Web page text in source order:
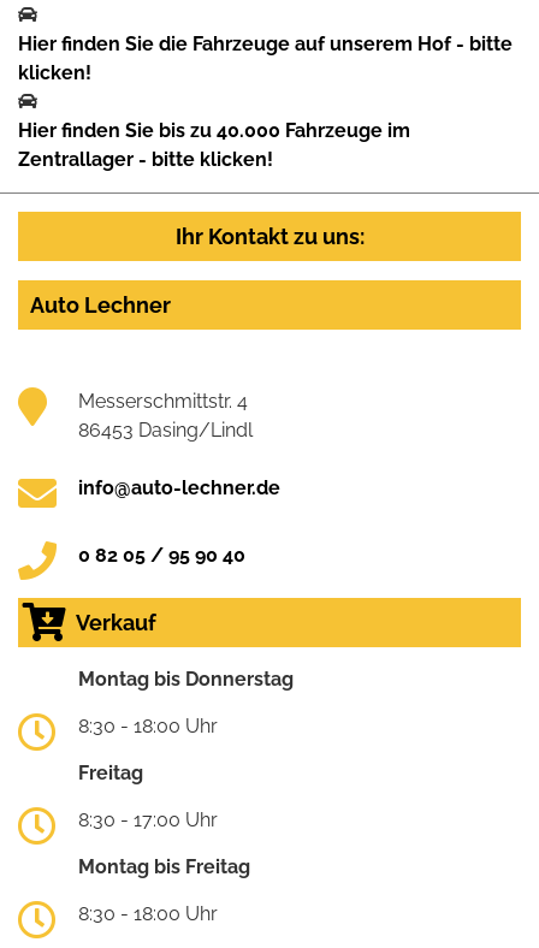
Hier finden Sie die Fahrzeuge auf unserem Hof - bitte
klicken!
Hier finden Sie bis zu 40.000 Fahrzeuge im
Zentrallager - bitte klicken!
Ihr Kontakt zu uns:
Auto Lechner
Messerschmittstr. 4
86453 Dasing/Lindl
info@auto-lechner.de
0 82 05 / 95 90 40
Verkauf
Montag bis Donnerstag
8:30 - 18:00 Uhr
Freitag
8:30 - 17:00 Uhr
Montag bis Freitag
8:30 - 18:00 Uhr